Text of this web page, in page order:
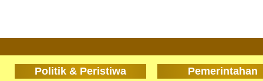
Politik & Peristiwa Pemerintahan